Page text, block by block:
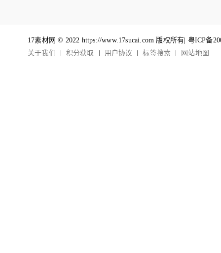
17素材网 © 2022 https://www.17sucai.com 版权所有| 粤ICP备
关于我们
积分获取 用户协议 标签搜索 网站地图